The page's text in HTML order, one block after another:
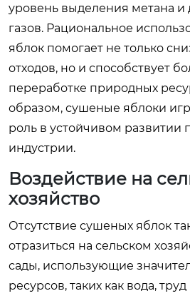
уровень выделения метана и
газов. Рациональное
яблок помогает не только
отходов, но и способствует
переработке природных
образом, сушеные яблоки
роль в устойчивом развитии
индустрии.
Воздействие на
хозяйство
Отсутствие сушеных яблок
отразиться на сельском
сады, использующие
ресурсов, таких как вода,